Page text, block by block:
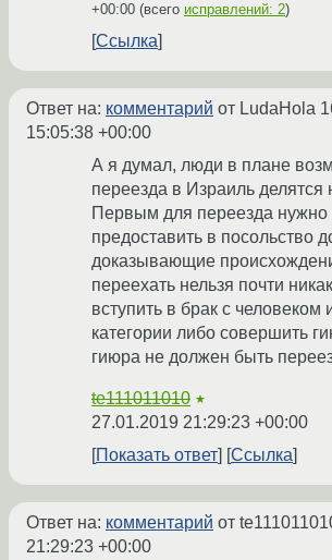
+00:00 (всего исправлений: 2)
Ссылка
Ответ на: комментарий от LudaHola
15:05:38 +00:00
А я думал, люди в плане
переезда в Израиль делятся
Первым для переезда нужно
предоставить в посольство
доказывающие
переехать нельзя почти
вступить в брак с человеком
категории либо совершить
гиюра не должен быть
te111011010 ★
27.01.2019 21:29:23 +00:00
Показать ответ
Ссылка
Ответ на: комментарий от
21:29:23 +00:00